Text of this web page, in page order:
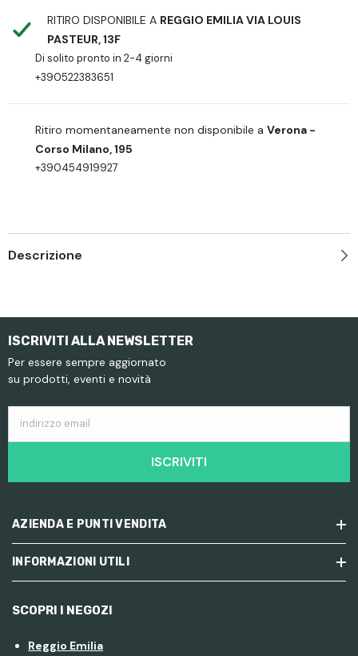
RITIRO DISPONIBILE A REGGIO EMILIA VIA LOUIS
PASTEUR, 13F
Di solito pronto in 2-4 giorni
+390522383651
Ritiro momentaneamente non disponibile a Verona -
Corso Milano, 195
+390454919927
Descrizione
ISCRIVITI ALLA NEWSLETTER
Per essere sempre aggiornato
su prodotti, eventi e novità
indirizzo email
ISCRIVITI
AZIENDA E PUNTI VENDITA
INFORMAZIONI UTILI
SCOPRI I NEGOZI
Reggio Emilia